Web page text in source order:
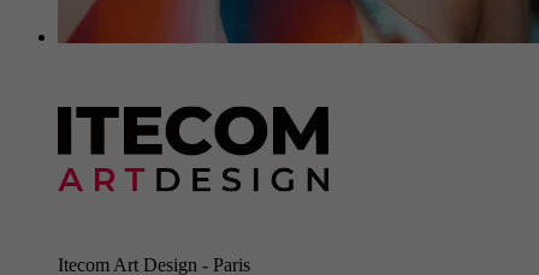
Itecom Art Design - Paris